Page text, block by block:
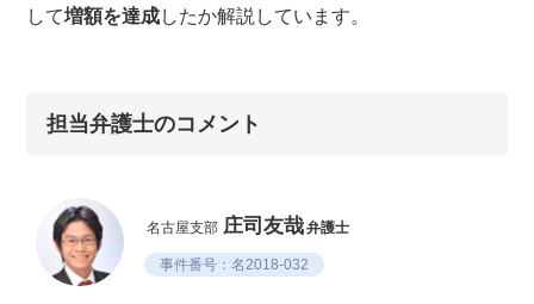
して増額を達成したか解説しています。
担当弁護士のコメント
名古屋支部 庄司友哉弁護士
事件番号：名2018-032